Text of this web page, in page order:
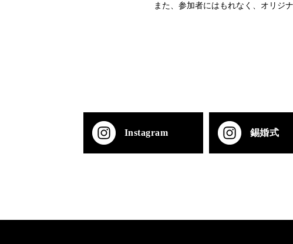
また、参加者にはもれなく、オリジ
Instagram 錫婚式